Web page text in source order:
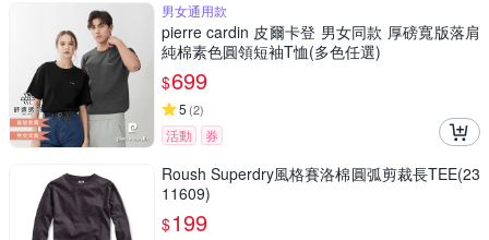
男女通用款
pierre cardin 皮爾卡登 男女同款 厚磅寬版落肩
純棉素色圓領短袖T恤(多色任選)
$699
5 (2)
活動 券
Roush Superdry風格賽洛棉圓弧剪裁長TEE(23
11609)
$199